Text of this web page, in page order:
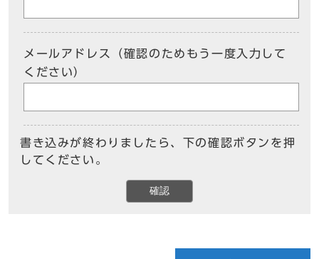
メールアドレス（確認のためもう一度入力して
ください）
書き込みが終わりましたら、下の確認ボタンを押
してください。
確認